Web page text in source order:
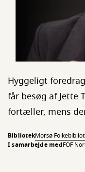
Hyggeligt
får besøg af Jette
fortæller, mens
BibliotekMorsø
I samarbejde medFOF